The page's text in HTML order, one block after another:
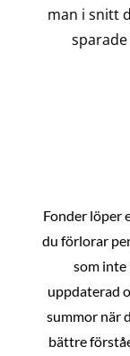
man i snitt
Fonder löper
du förlorar
som
uppdaterad
summor när
bättre